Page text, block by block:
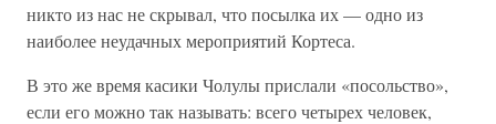
никто из нас не скрывал, что посылка их — одно из
наиболее неудачных мероприятий Кортеса.
В это же время касики Чолулы прислали «посольство»,
если его можно так называть: всего четырех человек,